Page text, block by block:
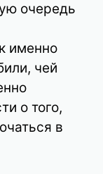
очередь
именно
чей
о того,
в